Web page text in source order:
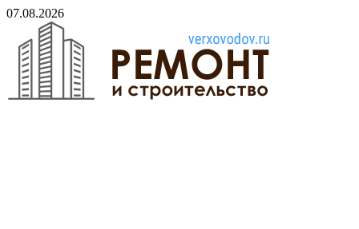
Skip
content
07.08.2026